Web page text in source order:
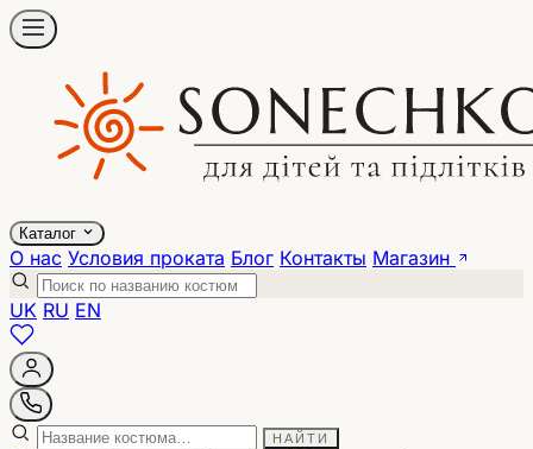
Каталог
О нас Условия проката Блог Контакты Магазин
UK RU EN
НАЙТИ